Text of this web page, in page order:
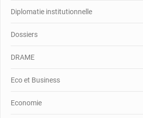
Diplomatie institutionnelle
Dossiers
DRAME
Eco et Business
Economie